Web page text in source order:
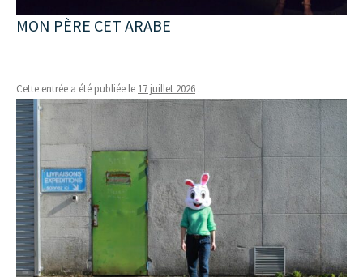
MON PÈRE CET ARABE
Cette entrée a été publiée le 17 juillet 2026 .